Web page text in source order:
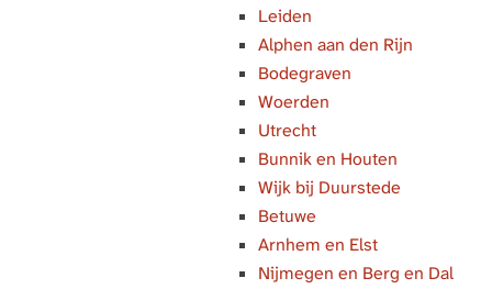
Leiden
Alphen aan den Rijn
Bodegraven
Woerden
Utrecht
Bunnik en Houten
Wijk bij Duurstede
Betuwe
Arnhem en Elst
Nijmegen en Berg en Dal